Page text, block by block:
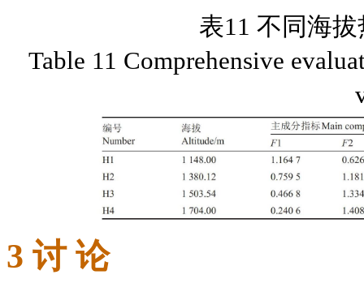
表11 不同海
Table 11 Comprehensive
3 讨 论